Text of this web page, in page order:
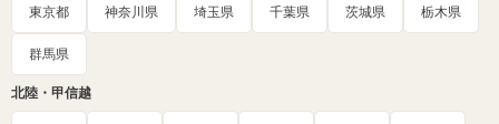
東京都 神奈川県 埼玉県 千葉県 茨城県 栃木県
群馬県
北陸・甲信越